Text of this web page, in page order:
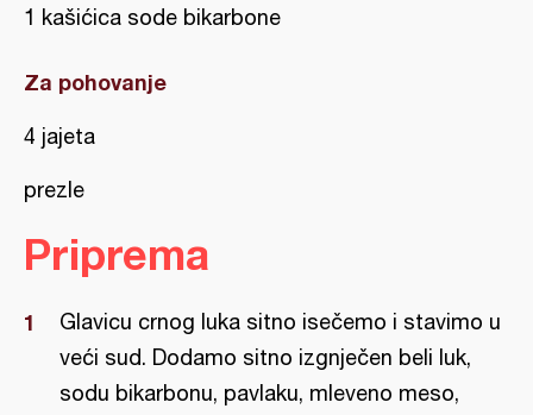
1 kašićica sode bikarbone
Za pohovanje
4 jajeta
prezle
Priprema
Glavicu crnog luka sitno isečemo i stavimo u
veći sud. Dodamo sitno izgnječen beli luk,
sodu bikarbonu, pavlaku, mleveno meso,